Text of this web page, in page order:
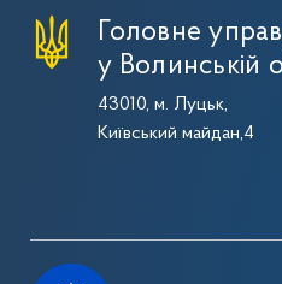
Головне
у Волинській
43010, м. Луцьк,
Київський майдан,4